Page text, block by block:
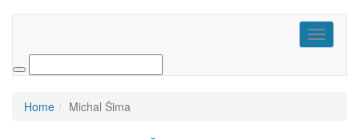
Toggle
Home Michal Šima